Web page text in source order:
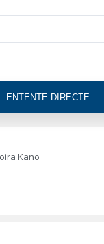
ENTENTE DIRECTE
Kano